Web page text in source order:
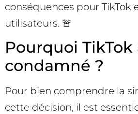
conséquences pour TikTok
utilisateurs. 🚨
Pourquoi
condamné ?
Pour bien comprendre la
cette décision, il est